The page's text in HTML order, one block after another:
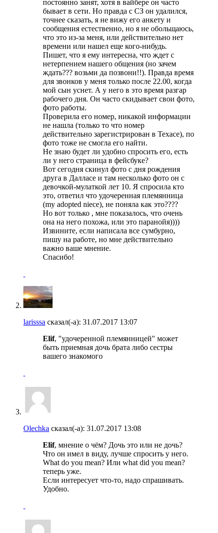
постоянно занят, хотя в вайбере он часто
бывает в сети. Но правда с СЗ он удалился,
точнее сказать, я не вижу его анкету и
сообщения естественно, но я не обольщаюсь,
что это из-за меня, или действительно нет
времени или нашел еще кого-нибудь.
Пишет, что я ему интересна, что ждет с
нетерпением нашего общения (но зачем
ждать??? возьми да позвони!!). Правда время
для звонков у меня только после 22.00, когда
мой сын уснет. А у него в это время разгар
рабочего дня. Он часто скидывает свои фото,
фото работы.
Проверила его номер, никакой информации
не нашла (только то что номер
действительно зарегистрирован в Техасе), по
фото тоже не смогла его найти.
Не знаю будет ли удобно спросить его, есть
ли у него страница в фейсбуке?
Вот сегодня скинул фото с дня рождения
друга в Далласе и там несколько фото он с
девочкой-мулаткой лет 10. Я спросила кто
это, ответил что удочеренная племянница
(my adopted niece), не поняла как это????
Но вот только , мне показалось, что очень
она на него похожа, или это паранойя))))
Извините, если написала все сумбурно,
пишу на работе, но мне действительно
важно ваше мнение.
Спасибо!
larisssa сказал(-а): 31.07.2017 13:07
Elif, "удочеренной племянницей" может
быть приемная дочь брата либо сестры
вашего знакомого
Olechka сказал(-а): 31.07.2017 13:08
Elif, мнение о чём? Дочь это или не дочь?
Что он имел в виду, лучше спросить у него.
What do you mean? Или what did you mean?
теперь уже.
Если интересует что-то, надо спрашивать.
Удобно.